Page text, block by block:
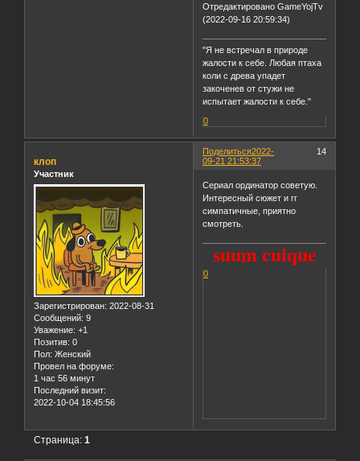
Отредактировано GameYojTv
(2022-09-16 20:59:34)
"Я не встречал в природе
жалости к себе. Любая птаха
коли с древа упадет
закоченев от стужи не
испытает жалости к себе."
0
Поделиться 14
2022-
09-21 21:53:37
клоп
Участник
Зарегистрирован: 2022-08-31
Сообщений: 9
Уважение: +1
Позитив: 0
Пол: Женский
Провел на форуме:
1 час 56 минут
Последний визит:
2022-10-04 18:45:56
Сериал ординатор советую.
Интересный сюжет и гг
симпатичные, приятно
смотреть.
suum cuique
0
Страница:1